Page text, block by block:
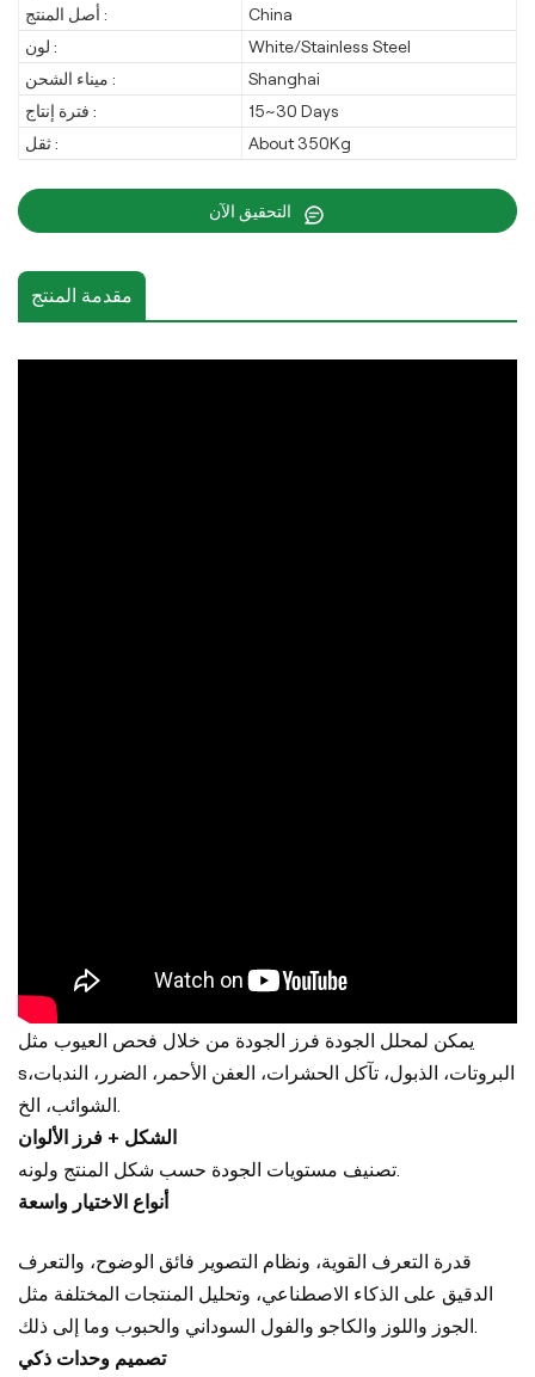
أصل المنتج :
China
لون :
White/Stainless Steel
ميناء الشحن :
Shanghai
فترة إنتاج :
15~30 Days
ثقل :
About 350Kg
مقدمة المنتج
يمكن لمحلل الجودة فرز الجودة من خلال فحص العيوب مثل
sالبروتات، الذبول، تآكل الحشرات، العفن الأحمر، الضرر، الندبات،
الشوائب، الخ.
الشكل + فرز الألوان
تصنيف مستويات الجودة حسب شكل المنتج ولونه.
أنواع الاختيار واسعة
قدرة التعرف القوية، ونظام التصوير فائق الوضوح، والتعرف
الدقيق على الذكاء الاصطناعي، وتحليل المنتجات المختلفة مثل
الجوز واللوز والكاجو والفول السوداني والحبوب وما إلى ذلك.
تصميم وحدات ذكي